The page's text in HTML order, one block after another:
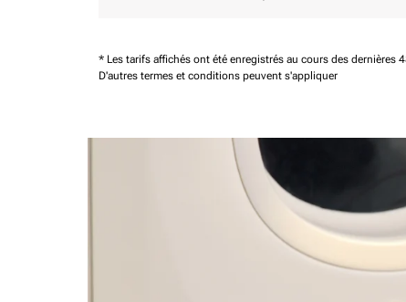
* Les tarifs affichés ont été enregistrés au cours des dernières
D'autres termes et conditions peuvent s'appliquer